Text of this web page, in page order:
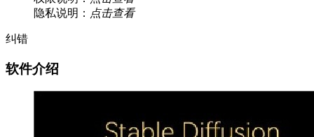
隐私说明： 点击查看
纠错
软件介绍